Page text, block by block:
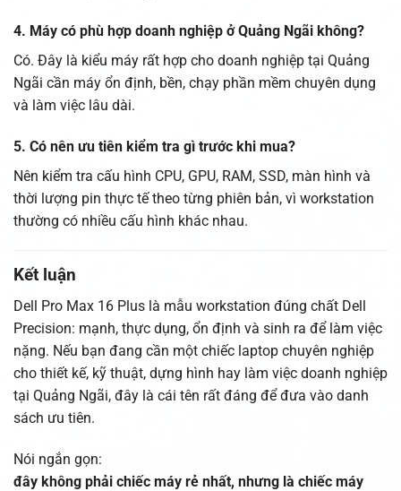
4. Máy có phù hợp doanh nghiệp ở Quảng Ngãi không?
Có. Đây là kiểu máy rất hợp cho doanh nghiệp tại Quảng
Ngãi cần máy ổn định, bền, chạy phần mềm chuyên dụng
và làm việc lâu dài.
5. Có nên ưu tiên kiểm tra gì trước khi mua?
Nên kiểm tra cấu hình CPU, GPU, RAM, SSD, màn hình và
thời lượng pin thực tế theo từng phiên bản, vì workstation
thường có nhiều cấu hình khác nhau.
Kết luận
Dell Pro Max 16 Plus là mẫu workstation đúng chất Dell
Precision: mạnh, thực dụng, ổn định và sinh ra để làm việc
nặng. Nếu bạn đang cần một chiếc laptop chuyên nghiệp
cho thiết kế, kỹ thuật, dựng hình hay làm việc doanh nghiệp
tại Quảng Ngãi, đây là cái tên rất đáng để đưa vào danh
sách ưu tiên.
Nói ngắn gọn:
đây không phải chiếc máy rẻ nhất, nhưng là chiếc máy